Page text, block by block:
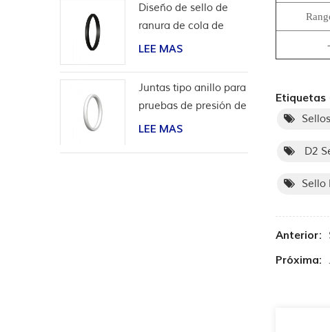
Etiquetas
D2
Sello
Anterior:
Próxima:
Diseño de sello de
ranura de cola de
milano para
LEE MAS
Juntas tipo anillo para
pruebas de presión de
válvulas
LEE MAS